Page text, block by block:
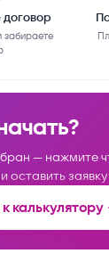
забираете
— нажмите
оставить заявку